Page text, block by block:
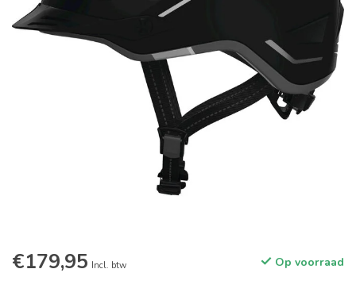
€179,95 Incl. btw Op voorraad